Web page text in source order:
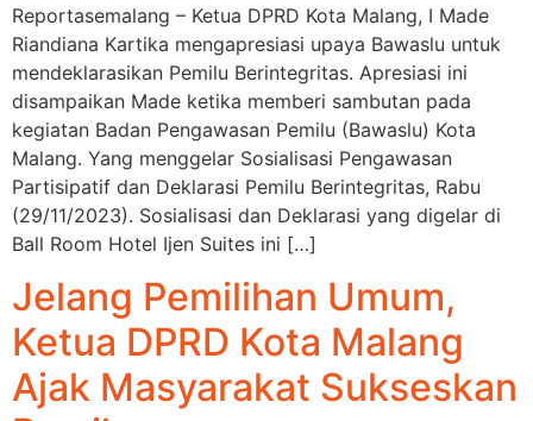
Reportasemalang – Ketua DPRD Kota Malang, I Made
Riandiana Kartika mengapresiasi upaya Bawaslu untuk
mendeklarasikan Pemilu Berintegritas. Apresiasi ini
disampaikan Made ketika memberi sambutan pada
kegiatan Badan Pengawasan Pemilu (Bawaslu) Kota
Malang. Yang menggelar Sosialisasi Pengawasan
Partisipatif dan Deklarasi Pemilu Berintegritas, Rabu
(29/11/2023). Sosialisasi dan Deklarasi yang digelar di
Ball Room Hotel Ijen Suites ini […]
Jelang Pemilihan Umum,
Ketua DPRD Kota Malang
Ajak Masyarakat Sukseskan